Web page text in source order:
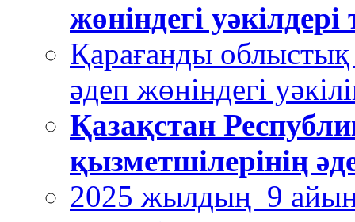
жөніндегі
Қарағанды
әдеп жөніндегі
Қазақстан
қызметшілерінің
2025 жылдың 9